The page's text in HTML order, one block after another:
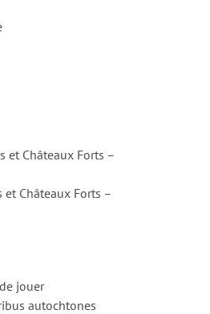
Châteaux Forts –
Châteaux Forts –
jouer
autochtones